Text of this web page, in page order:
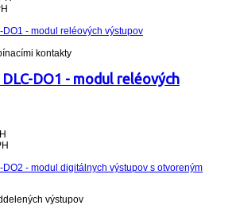
kontakty
DO1 - modul reléových
výstupov